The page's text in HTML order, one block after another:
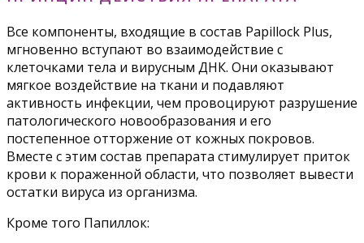
Все компоненты, входящие в состав Papillock Plus,
мгновенно вступают во взаимодействие с
клеточками тела и вирусным ДНК. Они оказывают
мягкое воздействие на ткани и подавляют
активность инфекции, чем провоцируют разрушение
патологического новообразования и его
постепенное отторжение от кожных покровов.
Вместе с этим состав препарата стимулирует приток
крови к пораженной области, что позволяет вывести
остатки вируса из организма.
Кроме того Папиллок: